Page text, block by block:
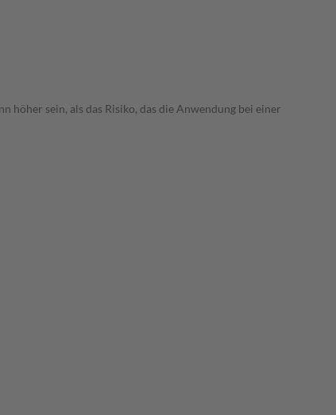
sein, als das Risiko, das die Anwendung bei einer